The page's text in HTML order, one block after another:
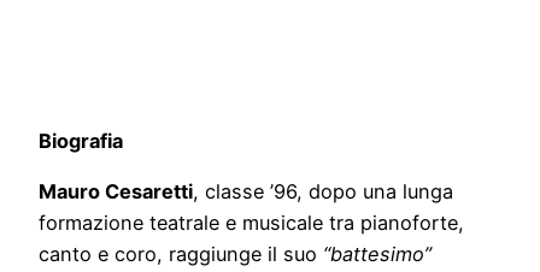
Biografia
Mauro Cesaretti, classe ’96, dopo una lunga
formazione teatrale e musicale tra pianoforte,
canto e coro, raggiunge il suo “battesimo”